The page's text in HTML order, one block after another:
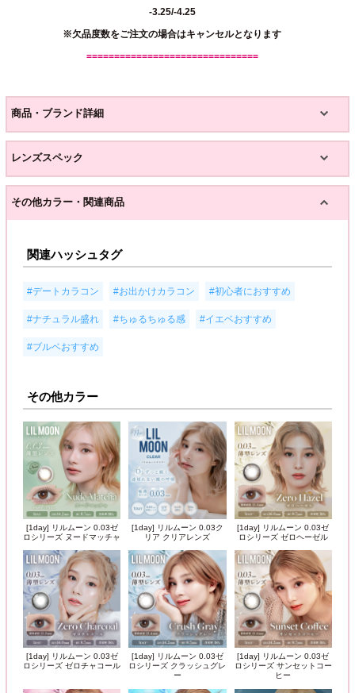
-3.25/-4.25
※欠品度数をご注文の場合はキャンセルとなります
===============================
商品・ブランド詳細
レンズスペック
その他カラー・関連商品
関連ハッシュタグ
#デートカラコン #お出かけカラコン #初心者におすすめ
#ナチュラル盛れ #ちゅるちゅる感 #イエベおすすめ
#ブルベおすすめ
その他カラー
[1day] リルムーン 0.03ゼ
ロシリーズ ヌードマッチャ
[1day] リルムーン 0.03ク
リア クリアレンズ
[1day] リルムーン 0.03ゼ
ロシリーズ ゼロヘーゼル
[1day] リルムーン 0.03ゼ
ロシリーズ ゼロチャコール
[1day] リルムーン 0.03ゼ
ロシリーズ クラッシュグレ
ー
[1day] リルムーン 0.03ゼ
ロシリーズ サンセットコー
ヒー